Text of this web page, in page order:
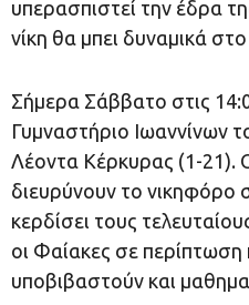
υπερασπιστεί την έδρα
νίκη θα μπει δυναμικά
Σήμερα Σάββατο στις
Γυμναστήριο Ιωαννίνων
Λέοντα Κέρκυρας (1-21).
διευρύνουν το νικηφόρο
κερδίσει τους
οι Φαίακες σε
υποβιβαστούν και